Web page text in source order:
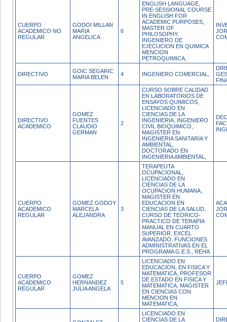
CUERPO
ACADEMICO NO
REGULAR
GODOI MILLAN
MARIA
ANGELICA
6
ENGLISH LANGUAGE,
PRE-SESSIONAL COURSE
IN ENGLISH FOR
ACADEMIC PURPOSES,
MASTER OF
PHILOSOPHY,
INGENIERO DE
EJECUCION EN QUIMICA
MENCION
PETROQUIMICA,
DIRECTIVO
GOIC SEGARIC
MARIA BELEN
4 INGENIERO COMERCIAL,
DIRECTIVO
ACADEMICO
GOMEZ
FUENTES
CLAUDIO
GERMAN
2
CURSO SOBRE CALIDAD
EN LABORATORIOS DE
ENSAYOS QUIMICOS,
LICENCIADO EN
CIENCIAS DE LA
INGENIERIA, INGENIERO
CIVIL BIOQUIMICO,
MAGISTER EN
INGENIERIA SANITARIA Y
AMBIENTAL,
DOCTORADO EN
INGENIERIA AMBIENTAL,
CUERPO
ACADEMICO
REGULAR
GOMEZ GODOY
MARCELA
ALEJANDRA
3
TERAPEUTA
OCUPACIONAL,
LICENCIADO EN
CIENCIAS DE LA
OCUPACION HUMANA,
MAGISTER EN
EDUCACION EN
CIENCIAS DE LA SALUD,
CURSO DE TEORICO-
PRACTICO DE TERAPIA
MANUAL EN CUARTO
SUPERIOR, EXCEL
AVANZADO, FUNCIONES
ADMINISTRATIVAS EN EL
PROGRAMA G.E.S., REHA
CUERPO
ACADEMICO
REGULAR
GOMEZ
HERNANDEZ
JULIA ANGELA
5
LICENCIADO EN
EDUCACION, EN FISICA Y
MATEMATICA, PROFESOR
DE ESTADO EN FISICA Y
MATEMATICA, MAGISTER
EN CIENCIAS CON
MENCION EN
MATEMATICA,
LICENCIADO EN
CIENCIAS DE LA